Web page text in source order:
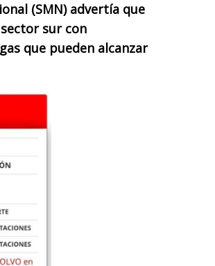
(SMN) advertía que
sur con
que pueden alcanzar